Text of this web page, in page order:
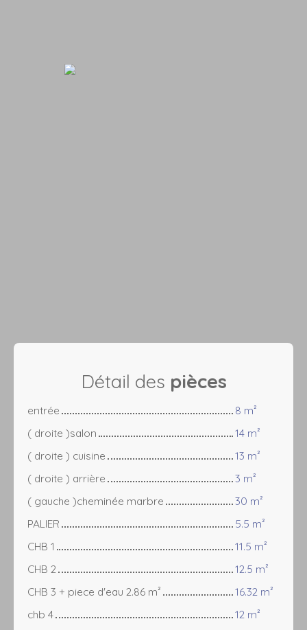
Détail des pièces
entrée
8 m²
( droite )salon
14 m²
( droite ) cuisine
13 m²
( droite ) arrière
3 m²
( gauche )cheminée marbre
30 m²
PALIER
5.5 m²
CHB 1
11.5 m²
CHB 2
12.5 m²
CHB 3 + piece d'eau 2.86 m²
16.32 m²
chb 4
12 m²